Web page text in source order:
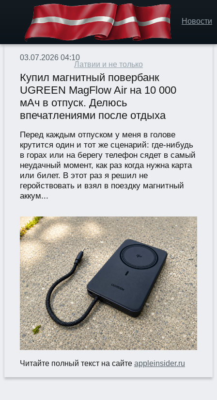
Новости
Латвии и не только
03.07.2026 04:10
Купил магнитный повербанк
UGREEN MagFlow Air на 10 000
мАч в отпуск. Делюсь
впечатлениями после отдыха
Перед каждым отпуском у меня в голове
крутится один и тот же сценарий: где-нибудь
в горах или на берегу телефон сядет в самый
неудачный момент, как раз когда нужна карта
или билет. В этот раз я решил не
геройствовать и взял в поездку магнитный
аккум...
Читайте полный текст на сайте appleinsider.ru